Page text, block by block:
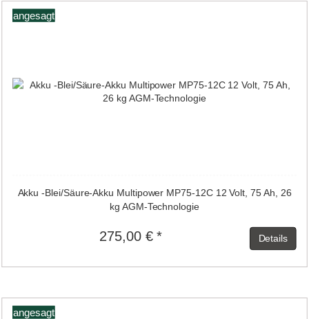
angesagt
Akku -Blei/Säure-Akku Multipower MP75-12C 12 Volt, 75 Ah, 26
kg AGM-Technologie
275,00 € * Details
angesagt